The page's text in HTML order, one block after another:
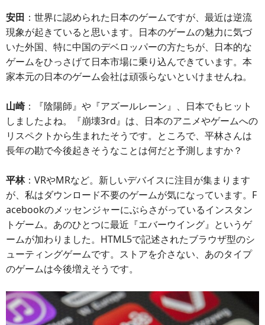
安田 ：世界に認められた日本のゲームですが、最近は逆流
現象が起きていると思います。日本のゲームの魅力に気づ
いた外国、特に中国のデベロッパーの方たちが、日本的な
ゲームをひっさげて日本市場に乗り込んできています。本
家本元の日本のゲーム会社は頑張らないといけませんね。
山崎：『陰陽師』や『アズールレーン』、日本でもヒット
しましたよね。『崩壊3rd』は、日本のアニメやゲームへの
リスペクトから生まれたそうです。ところで、平林さんは
長年の勘で今後起きそうなことは何だと予測しますか？
平林：VRやMRなど。新しいデバイスに注目が集まります
が、私はダウンロード不要のゲームが気になっています。F
acebookのメッセンジャーにぶらさがっているインスタン
トゲーム。あのひとつに最近『エバーウイング』というゲ
ームが加わりました。HTML5で記述されたブラウザ型のシ
ューティングゲームです。ストアを介さない、あのタイプ
のゲームは今後増えそうです。